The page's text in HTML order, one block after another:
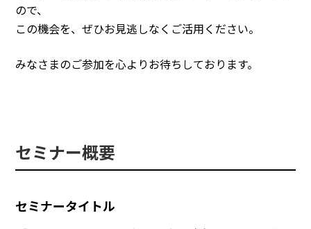
ので、
この機会を、ぜひお見逃しなくご活用ください。
みなさまのご参加を心よりお待ちしております。
セミナー概要
セミナータイトル